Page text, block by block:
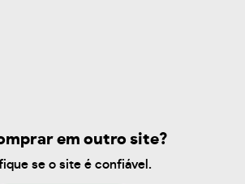
em outro site?
se o site é confiável.